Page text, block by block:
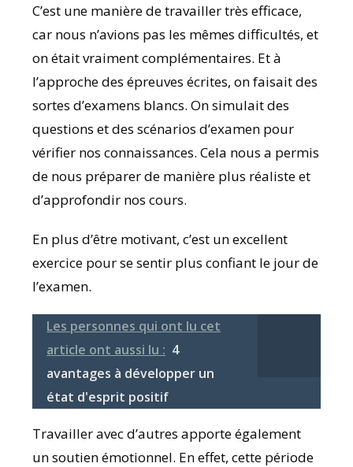
C’est une manière de travailler très efficace,
car nous n’avions pas les mêmes difficultés, et
on était vraiment complémentaires. Et à
l’approche des épreuves écrites, on faisait des
sortes d’examens blancs. On simulait des
questions et des scénarios d’examen pour
vérifier nos connaissances. Cela nous a permis
de nous préparer de manière plus réaliste et
d’approfondir nos cours.
En plus d’être motivant, c’est un excellent
exercice pour se sentir plus confiant le jour de
l’examen.
Les personnes qui ont lu cet
article ont aussi lu : 4
avantages à développer un
état d'esprit positif
Travailler avec d’autres apporte également
un soutien émotionnel. En effet, cette période